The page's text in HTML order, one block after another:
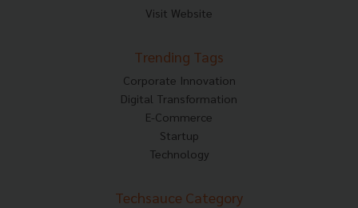
Visit Website
Trending Tags
Corporate Innovation
Digital Transformation
E-Commerce
Startup
Technology
Techsauce Category